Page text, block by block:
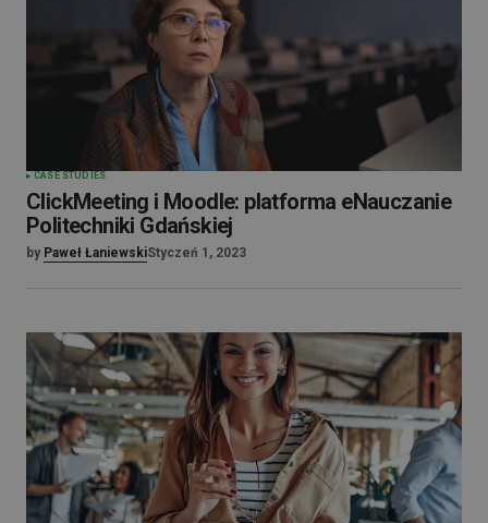
CASE STUDIES
ClickMeeting i Moodle: platforma eNauczanie
Politechniki Gdańskiej
by Paweł ŁaniewskiStyczeń 1, 2023